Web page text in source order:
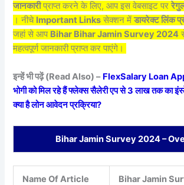
जानकारीप्राप्त करने के लिए, आप इस वेबसाइट पर
। नीचे Important Links सेक्शन मेंडायरेक्ट लिंक
जहां से आप Bihar Bihar Jamin Survey 2024
महत्वपूर्ण जानकारी प्राप्त कर पाएंगे।
इन्हें भी पढ़ें (Read Also) – FlexSalary Loan
भोगी को मिल रहे हैं फ्लेक्स सैलेरी एप से 3 लाख तक का
क्या है लोन आवेदन प्रक्रिया?
Bihar Jamin Survey 2024 –
Name Of Article Bihar Jamin